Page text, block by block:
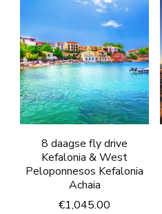
8 daagse fly drive
Kefalonia & West
Peloponnesos Kefalonia
Achaia
€1,045.00